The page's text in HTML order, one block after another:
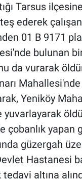
Tarsus
ederek
01 B 9171
bulunan
da vurarak
Yeniköy
çobanlık yapan
güzergah
Hastanesi
altına